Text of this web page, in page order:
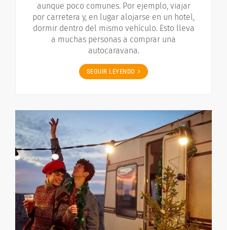
aunque poco comunes. Por ejemplo, viajar
por carretera y, en lugar alojarse en un hotel,
dormir dentro del mismo vehículo. Esto lleva
a muchas personas a comprar una
autocaravana.
SEGUIR LEYENDO